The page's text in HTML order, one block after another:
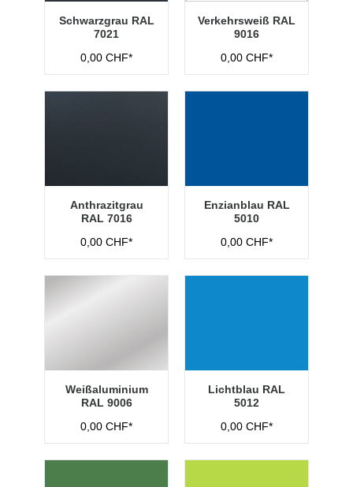
Schwarzgrau RAL
7021
0,00 CHF*
Verkehrsweiß RAL
9016
0,00 CHF*
Anthrazitgrau
RAL 7016
0,00 CHF*
Enzianblau RAL
5010
0,00 CHF*
Weißaluminium
RAL 9006
0,00 CHF*
Lichtblau RAL
5012
0,00 CHF*